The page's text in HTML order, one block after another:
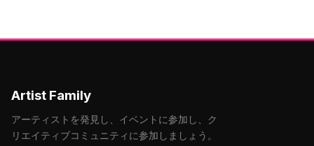
Artist Family
アーティストを発見し、イベントに参加し、ク
リエイティブコミュニティに参加しましょう。